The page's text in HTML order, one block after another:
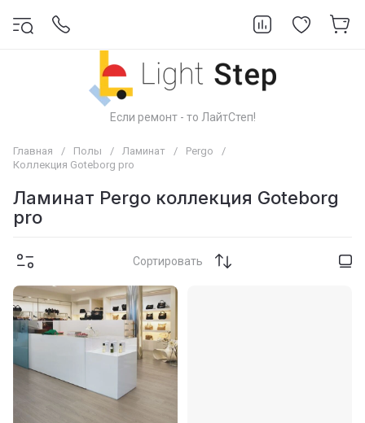
Если ремонт - то ЛайтСтеп!
Главная / Полы / Ламинат / Pergo
/
Коллекция Goteborg pro
Ламинат Pergo коллекция Goteborg
pro
Сортировать